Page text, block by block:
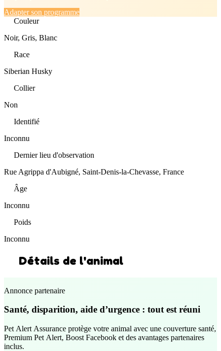
Adapter son programme
Couleur
Noir, Gris, Blanc
Race
Siberian Husky
Collier
Non
Identifié
Inconnu
Dernier lieu d'observation
Rue Agrippa d'Aubigné, Saint-Denis-la-Chevasse, France
Âge
Inconnu
Poids
Inconnu
Détails de l'animal
Annonce partenaire
Santé, disparition, aide d’urgence : tout est réuni
Pet Alert Assurance protège votre animal avec une couverture santé,
Premium Pet Alert, Boost Facebook et des avantages partenaires
inclus.